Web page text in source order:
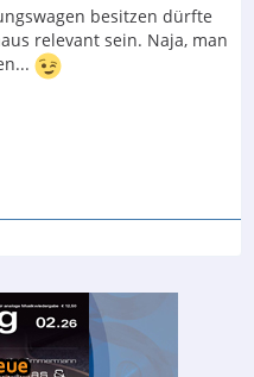
besitzen dürfte
relevant sein. Naja, man